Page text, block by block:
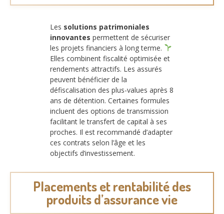
Les solutions patrimoniales
innovantes permettent de sécuriser
les projets financiers à long terme.
Elles combinent fiscalité optimisée et
rendements attractifs. Les assurés
peuvent bénéficier de la
défiscalisation des plus-values après 8
ans de détention. Certaines formules
incluent des options de transmission
facilitant le transfert de capital à ses
proches. Il est recommandé d’adapter
ces contrats selon l’âge et les
objectifs d’investissement.
Placements et rentabilité des
produits d’assurance vie